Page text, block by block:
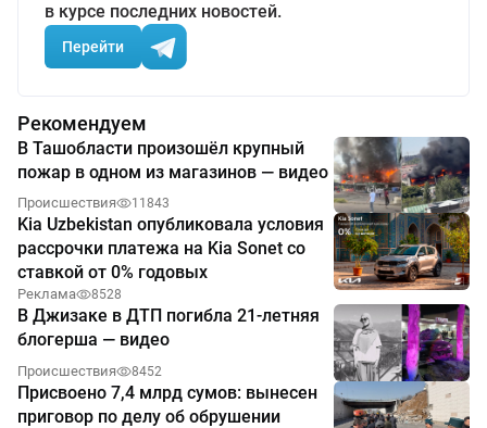
в курсе последних новостей.
Перейти
Рекомендуем
В Ташобласти произошёл крупный
пожар в одном из магазинов — видео
Происшествия 11843
Kia Uzbekistan опубликовала условия
рассрочки платежа на Kia Sonet со
ставкой от 0% годовых
Реклама 8528
В Джизаке в ДТП погибла 21-летняя
блогерша — видео
Происшествия 8452
Присвоено 7,4 млрд сумов: вынесен
приговор по делу об обрушении